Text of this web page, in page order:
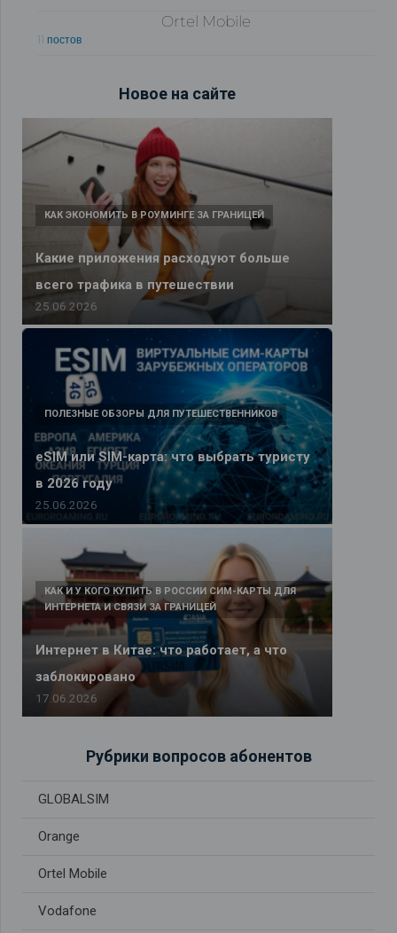
Ortel Mobile
11 постов
Новое на сайте
Какие приложения расходуют больше
всего трафика в путешествии
КАК ЭКОНОМИТЬ В РОУМИНГЕ ЗА ГРАНИЦЕЙ
25.06.2026
eSIM или SIM-карта: что выбрать туристу
в 2026 году
ПОЛЕЗНЫЕ ОБЗОРЫ ДЛЯ ПУТЕШЕСТВЕННИКОВ
25.06.2026
Интернет в Китае: что работает, а что
заблокировано
КАК И У КОГО КУПИТЬ В РОССИИ СИМ-КАРТЫ ДЛЯ
ИНТЕРНЕТА И СВЯЗИ ЗА ГРАНИЦЕЙ
17.06.2026
Рубрики вопросов абонентов
GLOBALSIM
Orange
Ortel Mobile
Vodafone